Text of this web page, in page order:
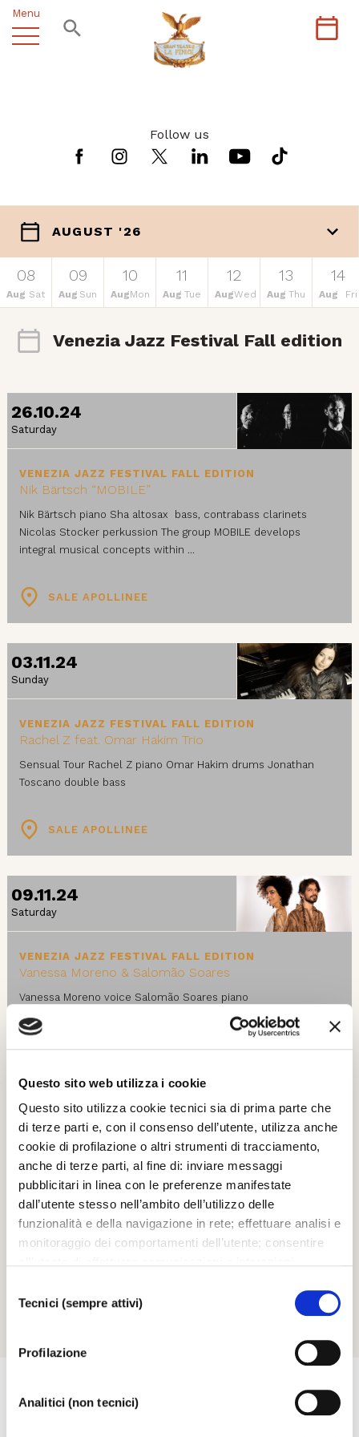
Questo sito web utilizza i cookie
Questo sito utilizza cookie tecnici sia di prima parte che
di terze parti e, con il consenso dell’utente, utilizza anche
cookie di profilazione o altri strumenti di tracciamento,
anche di terze parti, al fine di: inviare messaggi
pubblicitari in linea con le preferenze manifestate
dall’utente stesso nell’ambito dell’utilizzo delle
funzionalità e della navigazione in rete; effettuare analisi e
monitoraggio dei comportamenti dell’utente; consentire
TUTTI”, l’utente acconsente all’uso di tutti i cookie non
tecnici, inclusi quindi quelli di profilazione, analitici e
social. Il consenso è facoltativo e può essere revocato in
qualsiasi momento. Se l’utente desidera modificare le
sinistra dello schermo. Per sapere di più sui cookie che
da dove è
delTecnici (sempre attivi)
Profilazione
Analitici (non tecnici)
Menu
Follow us
AUGUST '26
08
Aug Sat
09
Aug Sun
10
AugMon
11
Aug Tue
12
AugWed
13
Aug Thu
14
Aug Fri
Venezia Jazz Festival Fall edition
26.10.24
Saturday
VENEZIA JAZZ FESTIVAL FALL EDITION
Nik Bärtsch “MOBILE”
Nik Bärtsch piano Sha altosax bass, contrabass clarinets
Nicolas Stocker perkussion The group MOBILE develops
integral musical concepts within ...
SALE APOLLINEE
03.11.24
Sunday
VENEZIA JAZZ FESTIVAL FALL EDITION
Rachel Z feat. Omar Hakim Trio
Sensual Tour Rachel Z piano Omar Hakim drums Jonathan
Toscano double bass
SALE APOLLINEE
09.11.24
Saturday
VENEZIA JAZZ FESTIVAL FALL EDITION
Vanessa Moreno & Salomão Soares
Vanessa Moreno voice Salomão Soares piano
19.11.24
Tuesday
VENEZIA JAZZ FESTIVAL FALL EDITION
Daniele di Bonaventura - L’armonium dei poveri
Daniele di Bonaventura bandoneon